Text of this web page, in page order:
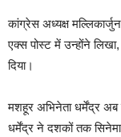
कांग्रेस अध्यक्ष
एक्स पोस्ट में उन्होंने
दिया।
मशहूर अभिनेता धर्मेंद्र
धर्मेंद्र ने दशकों तक